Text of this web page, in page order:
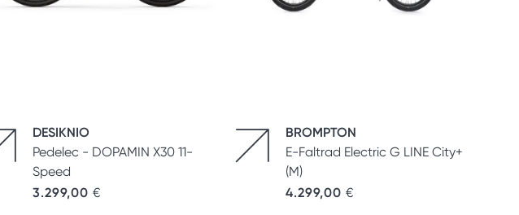
DESIKNIO
Pedelec - DOPAMIN X30 11-
Speed
3.299,00 €
BROMPTON
E-Faltrad Electric G LINE City+
(M)
4.299,00 €